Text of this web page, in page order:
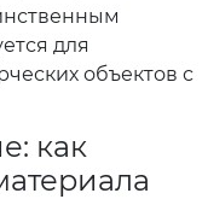
для
объектов с
как